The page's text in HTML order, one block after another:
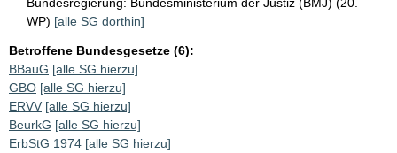
WP) [alle SG dorthin]
Betroffene Bundesgesetze (6):
BBauG [alle SG hierzu]
GBO [alle SG hierzu]
ERVV [alle SG hierzu]
BeurkG [alle SG hierzu]
ErbStG 1974 [alle SG hierzu]